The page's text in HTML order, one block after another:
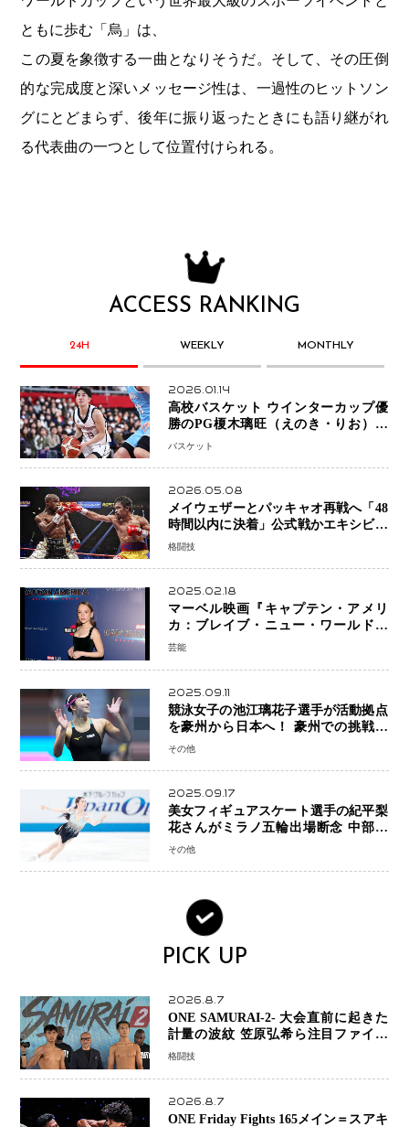
ともに歩む「烏」は、
この夏を象徴する一曲となりそうだ。そして、その圧倒
的な完成度と深いメッセージ性は、一過性のヒットソン
グにとどまらず、後年に振り返ったときにも語り継がれ
る代表曲の一つとして位置付けられる。
ACCESS RANKING
24H WEEKLY MONTHLY
2026.01.14
高校バスケット ウインターカップ優
勝のPG榎木璃旺（えのき・りお）が
プロの現場へ―。
バスケット
2026.05.08
メイウェザーとパッキャオ再戦へ「48
時間以内に決着」公式戦かエキシビシ
ョンか混迷続く
格闘技
2025.02.18
マーベル映画『キャプテン・アメリ
カ：ブレイブ・ニュー・ワールド』
新ブラック・ウィドウ役のシラ・ハー
芸能
2025.09.11
競泳女子の池江璃花子選手が活動拠点
を豪州から日本へ！ 豪州での挑戦を
糧に、28年ロサンゼルス五輪へ再始動
その他
2025.09.17
美女フィギュアスケート選手の紀平梨
花さんがミラノ五輪出場断念 中部選
手権欠場を発表「安全最優先の判断」
その他
PICK UP
2026.8.7
ONE SAMURAI-2- 大会直前に起きた
計量の波紋 笠原弘希ら注目ファイタ
ーは契約体重で決戦へ、山本歩夢と平
格闘技
2026.8.7
ONE Friday Fights 165メイン＝スアキ